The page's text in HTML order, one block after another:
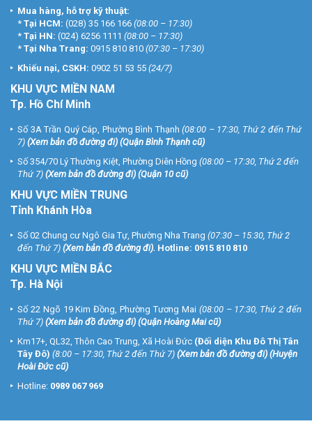
Mua hàng, hỗ trợ kỹ thuật:
* Tại HCM: (028) 35 166 166 (08:00 – 17:30)
* Tại HN: (024) 6256 1111 (08:00 – 17:30)
* Tại Nha Trang: 0915 810 810 (07:30 – 17:30)
Khiếu nại, CSKH: 0902 51 53 55 (24/7)
KHU VỰC MIỀN NAM
Tp. Hồ Chí Minh
Số 3A Trần Quý Cáp, Phường Bình Thạnh (08:00 – 17:30, Thứ 2 đến Thứ
7) (Xem bản đồ đường đi) (Quận Bình Thạnh cũ)
Số 354/70 Lý Thường Kiệt, Phường Diên Hồng (08:00 – 17:30, Thứ 2 đến
Thứ 7) (Xem bản đồ đường đi) (Quận 10 cũ)
KHU VỰC MIỀN TRUNG
Tỉnh Khánh Hòa
Số 02 Chung cư Ngô Gia Tự, Phường Nha Trang (07:30 – 15:30, Thứ 2
đến Thứ 7) (Xem bản đồ đường đi). Hotline: 0915 810 810
KHU VỰC MIỀN BẮC
Tp. Hà Nội
Số 22 Ngõ 19 Kim Đồng, Phường Tương Mai (08:00 – 17:30, Thứ 2 đến
Thứ 7) (Xem bản đồ đường đi) (Quận Hoàng Mai cũ)
Km17+, QL32, Thôn Cao Trung, Xã Hoài Đức (Đối diện Khu Đô Thị Tân
Tây Đô) (8:00 – 17:30, Thứ 2 đến Thứ 7) (Xem bản đồ đường đi) (Huyện
Hoài Đức cũ)
Hotline: 0989 067 969